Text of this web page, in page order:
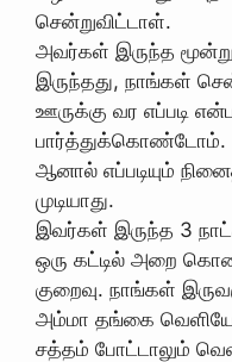
சென்றுவிட்டாள்.
அவர்கள் இருந்த
இருந்தது, நாங்கள்
ஊருக்கு வர எப்படி
பார்த்துக்கொண்டோம்.
ஆனால் எப்படியும்
முடியாது.
இவர்கள் இருந்த 3
ஒரு கட்டில் அறை
குறைவு. நாங்கள்
அம்மா தங்கை
சத்தம் போட்டாலும்